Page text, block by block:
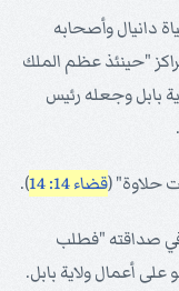
دانيال وأصحابه
"حينئذ عظم الملك
بابل وجعله رئيس
حلاوة" (قضاء 14: 14 ).
في صداقته "فطلب
أعمال ولاية بابل.